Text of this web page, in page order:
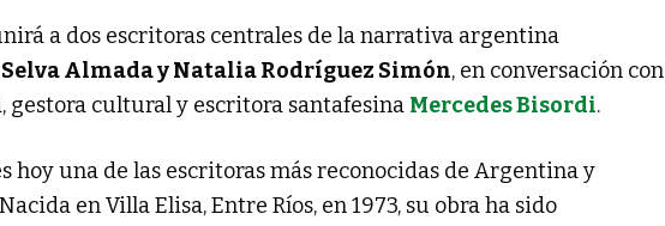
a dos escritoras centrales de la narrativa argentina
Selva Almada y Natalia Rodríguez Simón, en conversación con
gestora cultural y escritora santafesina Mercedes Bisordi.
hoy una de las escritoras más reconocidas de Argentina y
en Villa Elisa, Entre Ríos, en 1973, su obra ha sido